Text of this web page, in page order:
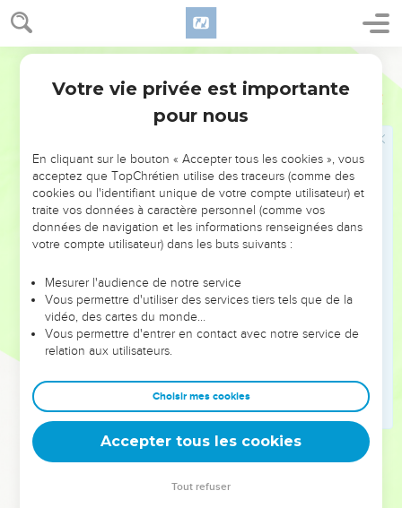
Deutéronome 2
32 Sihon et toute son armée sont venus à notre rencontre
pour nous attaquer à Yahas.
Le SEIGNEUR notre Dieu nous a donné la victoire : nous
l’avons battu, lui, ses fils et toute son armée.
Tout de suite après, nous avons pris toutes ses villes. À
détruites, et nous avons tué les hommes, les femmes et les
enfants. Nous n’avons laissé personne en vie.
Nous avons seulement gardé comme richesses de guerre
les animaux et les biens trouvés dans les villes que nous
Aucune ville n’a pu nous résister, depuis la ville d’Aroër
sur le torrent de l’Arnon, depuis l’autre ville dans la même
vallée, jusqu’au pays de Galaad. Le SEIGNEUR notre Dieu
nous a livré toutes ces villes.
Mais nous avons laissé le pays des Ammonites, c’est-à-dire
toute la région située au bord du torrent du Yabboq, et aussi
les villes dans la région montagneuse, avec tous les lieux
que le SEIGNEUR nous avait interdit d’attaquer.
© Société biblique française – Bibli’O, 2000, avec autorisation. Pour vous procurer
Votre vie privée est importante
pour nous
En cliquant sur le bouton « Accepter tous les cookies », vous
acceptez que TopChrétien utilise des traceurs (comme des
cookies ou l'identifiant unique de votre compte utilisateur) et
traite vos données à caractère personnel (comme vos
données de navigation et les informations renseignées dans
votre compte utilisateur) dans les buts suivants :
Mesurer l'audience de notre service
Vous permettre d'utiliser des services tiers tels que de la
vidéo, des cartes du monde…
Vous permettre d'entrer en contact avec notre service de
relation aux utilisateurs.
Choisir mes cookies
Accepter tous les cookies
Tout refuser